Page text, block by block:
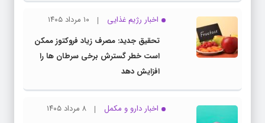
اخبار رژیم غذایی
۱۰ مرداد ۱۴۰۵
تحقیق جدید: مصرف زیاد فروکتوز ممکن
است خطر گسترش برخی سرطان ها را
افزایش دهد
اخبار دارو و مکمل
۸ مرداد ۱۴۰۵